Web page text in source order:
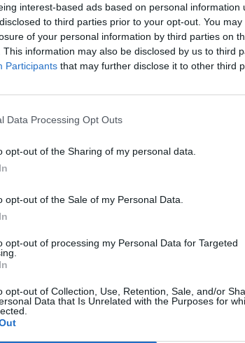
interest-based ads based on personal information
to third parties prior to your opt-out. You
of your personal information by third parties on
This information may also be disclosed by us to third
Participants that may further disclose it to other third
Data Processing Opt Outs
opt-out of the Sharing of my personal data.
opt-out of the Sale of my Personal Data.
opt-out of processing my Personal Data for Targeted
opt-out of Collection, Use, Retention, Sale, and/or
Data that Is Unrelated with the Purposes for
is! Hiába hisszük, hogy ezekkel meg tudunk
és ostoba kritika is számít és fáj.
türelemmel, ahogy régen tették az emberek:
a világ, ez nem újdonság, viszont
korszakban sem voltak tökéletesek az
Ma az ostoba a leghangosabb és
akkor azáltal is minősítjük magunkat,
homályos, mert még véletlenül se akarja
azonnal észreveszi.
e elnézőbbek, kedvesebbek lenni, hiszen azáltal
mosolygós emberekkel. Mosolyogni,
nemcsak akkor kellene felfigyelnünk erre, ha
tolakodnak, savanyúan beszólogatnak,
tapasztalunk eredményt, de ha egyszer-egyszer
kevés nagy esemény történik, ami miatt a világ
hogy tudnak örülni az emberek. Ennek